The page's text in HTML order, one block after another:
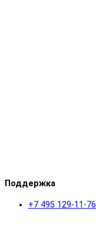
Поддержка
+7 495 129-11-76